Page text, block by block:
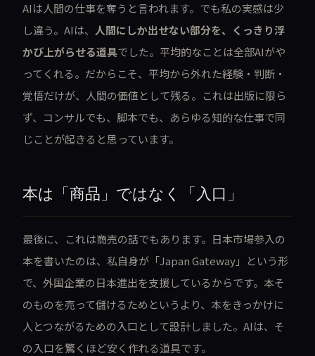
AIは人間の仕事を奪うと言われます。でも私の実感は少
し違う。AIは、 人間にしか出せない部分を、くっきり浮
かび上がらせる道具でした。平均的なことは全部AIがや
ってくれる。だからこそ、平均から外れた経験・判断・
覚悟だけが、人間の価値として残る。これは出版に限ら
ず、コンサルでも、脚本でも、あらゆる知的な仕事で同
じことが起きると思っています。
本は「商品」ではなく「入口」
最後に、これは商売の話でもあります。日本市場参入の
本を書いたのは、私自身が「Japan Gateway」という形
で、外国企業の日本進出を支援しているからです。本そ
のものを売って儲けるためというより、本をきっかけに
人とつながるための入口として設計しました。AIは、そ
の入口を驚くほど安く作れる道具です。